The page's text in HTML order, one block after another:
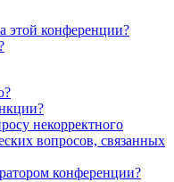
этой конференции?
некорректного
вопросов, связанных
конференции?